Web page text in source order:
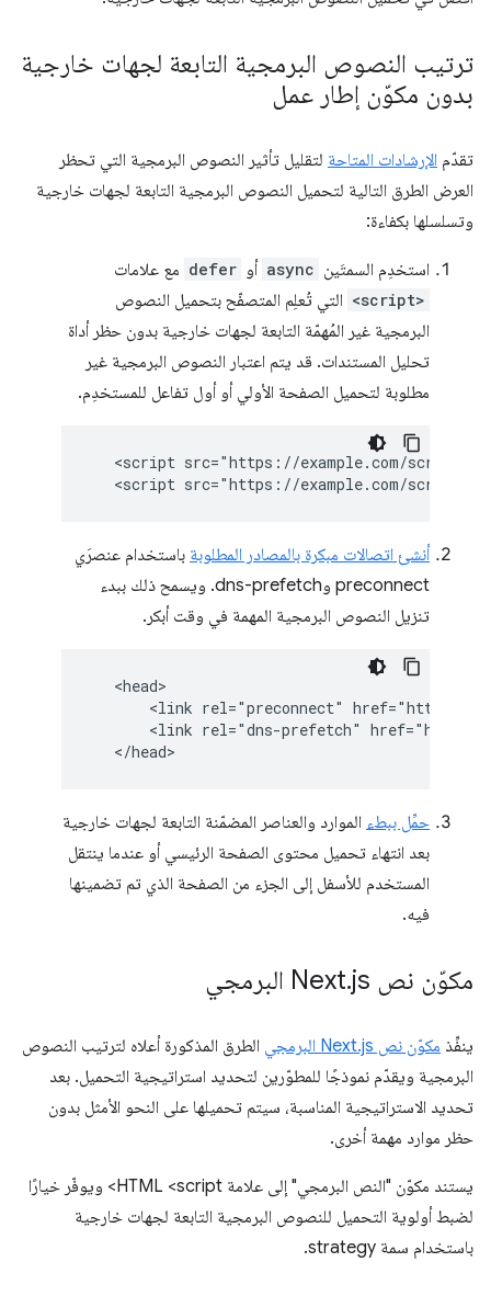
ترتيب النصوص البرمجية التابعة لجهات خارجية
بدون مكوّن إطار عمل
تقدّم الإرشادات المتاحة لتقليل تأثير النصوص البرمجية التي تحظر
العرض الطرق التالية لتحميل النصوص البرمجية التابعة لجهات خارجية
وتسلسلها بكفاءة:
استخدِم السمتَين async أو defer مع علامات
<script> التي تُعلِم المتصفّح بتحميل النصوص
البرمجية غير المُهمّة التابعة لجهات خارجية بدون حظر أداة
تحليل المستندات. قد يتم اعتبار النصوص البرمجية غير
مطلوبة لتحميل الصفحة الأولي أو أول تفاعل للمستخدِم.
<script src="https://example.com/
أنشئ اتصالات مبكرة بالمصادر المطلوبة باستخدام عنصرَي
preconnect وdns-prefetch. ويسمح ذلك ببدء
تنزيل النصوص البرمجية المهمة في وقت أبكر.
   <head>
<link rel="preconnect" href="http://
<link rel="dns-prefetch"
حمِّل ببطء الموارد والعناصر المضمّنة التابعة لجهات خارجية
بعد انتهاء تحميل محتوى الصفحة الرئيسي أو عندما ينتقل
المستخدم للأسفل إلى الجزء من الصفحة الذي تم تضمينها
فيه.
مكوّن نص Next .js البرمجي
ينفِّذ مكوّن نص Next.js البرمجي
الطرق المذكورة أعلاه لترتيب النصوص
البرمجية ويقدّم نموذجًا للمطوّرين لتحديد استراتيجية التحميل. بعد
تحديد الاستراتيجية المناسبة، سيتم تحميلها على النحو الأمثل بدون
حظر موارد مهمة أخرى.
يستند مكوّن "النص البرمجي" إلى علامة HTML <script> ويوفّر خيارًا
لضبط أولوية التحميل للنصوص البرمجية التابعة لجهات خارجية
باستخدام سمة strategy.